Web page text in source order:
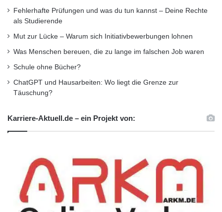
Fehlerhafte Prüfungen und was du tun kannst – Deine Rechte
als Studierende
Mut zur Lücke – Warum sich Initiativbewerbungen lohnen
Was Menschen bereuen, die zu lange im falschen Job waren
Schule ohne Bücher?
ChatGPT und Hausarbeiten: Wo liegt die Grenze zur
Täuschung?
Karriere-Aktuell.de – ein Projekt von: